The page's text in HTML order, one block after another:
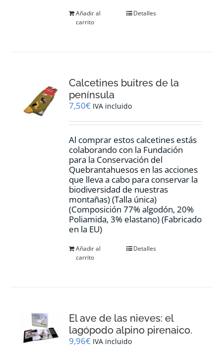
Añadir al
carrito
Detalles
Calcetines buitres de la
península
7,50€ IVA incluido
Al comprar estos calcetines estás
colaborando con la Fundación
para la Conservación del
Quebrantahuesos en las acciones
que lleva a cabo para conservar la
biodiversidad de nuestras
montañas) (Talla única)
(Composición 77% algodón, 20%
Poliamida, 3% elastano) (Fabricado
en la EU)
Añadir al
carrito
Detalles
El ave de las nieves: el
lagópodo alpino pirenaico.
9,96€ IVA incluido